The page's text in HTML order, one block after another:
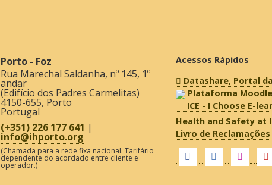
Porto - Foz
Rua Marechal Saldanha, nº 145, 1º
andar
(Edifício dos Padres Carmelitas)
4150-655, Porto
Portugal
(+351) 226 177 641 |
info@ihporto.org
(Chamada para a rede fixa nacional. Tarifário
dependente do acordado entre cliente e
operador.)
Acessos Rápidos
Datashare, Portal
Plataforma Moodle
ICE - I Choose E-
Health and Safety at
Livro de Reclamações